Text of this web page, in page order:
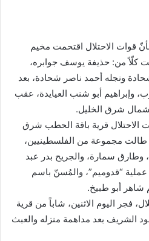
قوات الاحتلال اقتحمت مخيم
كلّاً من: حذيفة يوسف جوابره،
ونجله أحمد ناصر شحادة، بعد
وإبراهيم أبو شنب العيايدة، عقب
شمال شرق الخليل.
الاحتلال قرية باقة الحطب شرق
طالت مجموعة من الفلسطينيين،
سمارة، والجريح بدر عبد
عملية “قدوميم”، والمُسنّ باسم
شاهر أبو طبيخ.
فجر اليوم الاثنين، شاباً من قرية
الشريف بعد مداهمة منزله والعبث